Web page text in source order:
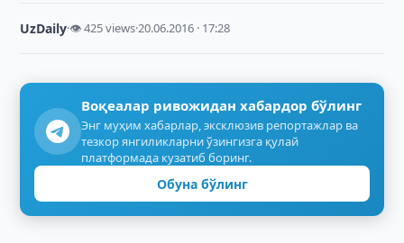
UzDaily·👁 425 views·20.06.2016 · 17:28
Воқеалар ривожидан хабардор бўлинг
Энг муҳим хабарлар, эксклюзив репортажлар ва
тезкор янгиликларни ўзингизга қулай
платформада кузатиб боринг.
Обуна бўлинг